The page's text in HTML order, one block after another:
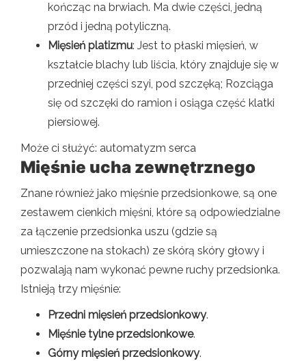
kończąc na brwiach. Ma dwie części, jedną
przód i jedną potyliczną.
Mięsień platizmu: Jest to płaski mięsień, w
kształcie blachy lub liścia, który znajduje się w
przedniej części szyi, pod szczęką; Rozciąga
się od szczęki do ramion i osiąga część klatki
piersiowej.
Może ci służyć: automatyzm serca
Mięśnie ucha zewnętrznego
Znane również jako mięśnie przedsionkowe, są one
zestawem cienkich mięśni, które są odpowiedzialne
za łączenie przedsionka uszu (gdzie są
umieszczone na stokach) ze skórą skóry głowy i
pozwalają nam wykonać pewne ruchy przedsionka.
Istnieją trzy mięśnie:
Przedni mięsień przedsionkowy.
Mięśnie tylne przedsionkowe.
Górny mięsień przedsionkowy.